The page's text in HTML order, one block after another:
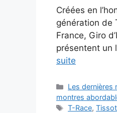
Créées en
génération de
France, Giro
présentent un
suite
Catégories
Les dernières
montres
Étiquettes
T-Race,Tissot